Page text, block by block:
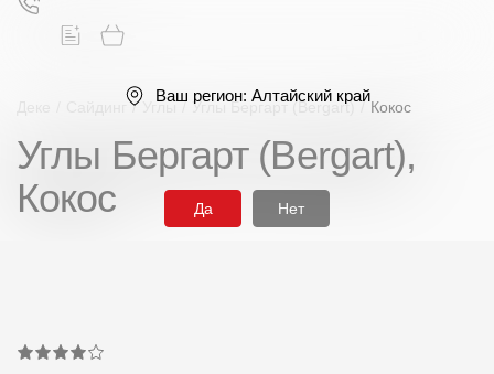
Поиск
/ Углы / Углы Бергарт (Bergart) / Кокос
Углы Бергарт (Bergart),
Кокос
Ваш регион: Алтайский край
Да Нет